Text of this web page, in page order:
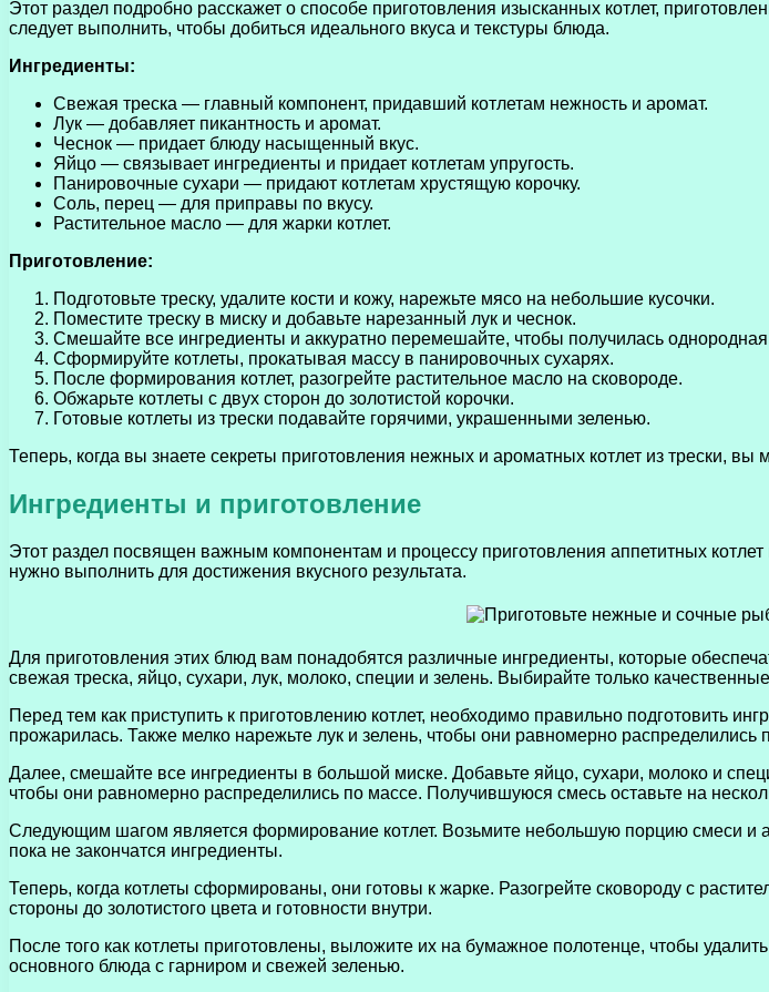
Этот раздел подробно расскажет о способе приготовления изысканных котлет,
следует выполнить, чтобы добиться идеального вкуса и текстуры блюда.
Ингредиенты:
Свежая треска — главный компонент, придавший котлетам нежность и аромат.
Лук — добавляет пикантность и аромат.
Чеснок — придает блюду насыщенный вкус.
Яйцо — связывает ингредиенты и придает котлетам упругость.
Панировочные сухари — придают котлетам хрустящую корочку.
Соль, перец — для приправы по вкусу.
Растительное масло — для жарки котлет.
Приготовление:
Подготовьте треску, удалите кости и кожу, нарежьте мясо на небольшие кусочки.
Поместите треску в миску и добавьте нарезанный лук и чеснок.
Смешайте все ингредиенты и аккуратно перемешайте, чтобы получилась
Сформируйте котлеты, прокатывая массу в панировочных сухарях.
После формирования котлет, разогрейте растительное масло на сковороде.
Обжарьте котлеты с двух сторон до золотистой корочки.
Готовые котлеты из трески подавайте горячими, украшенными зеленью.
Теперь, когда вы знаете секреты приготовления нежных и ароматных котлет из трески,
Ингредиенты и приготовление
Этот раздел посвящен важным компонентам и процессу приготовления аппетитных
нужно выполнить для достижения вкусного результата.
Для приготовления этих блюд вам понадобятся различные ингредиенты, которые
свежая треска, яйцо, сухари, лук, молоко, специи и зелень. Выбирайте только
Перед тем как приступить к приготовлению котлет, необходимо правильно подготовить
прожарилась. Также мелко нарежьте лук и зелень, чтобы они равномерно распределились
Далее, смешайте все ингредиенты в большой миске. Добавьте яйцо, сухари, молоко и
чтобы они равномерно распределились по массе. Получившуюся смесь оставьте на
Следующим шагом является формирование котлет. Возьмите небольшую порцию смеси и
пока не закончатся ингредиенты.
Теперь, когда котлеты сформированы, они готовы к жарке. Разогрейте сковороду с
стороны до золотистого цвета и готовности внутри.
После того как котлеты приготовлены, выложите их на бумажное полотенце, чтобы
основного блюда с гарниром и свежей зеленью.